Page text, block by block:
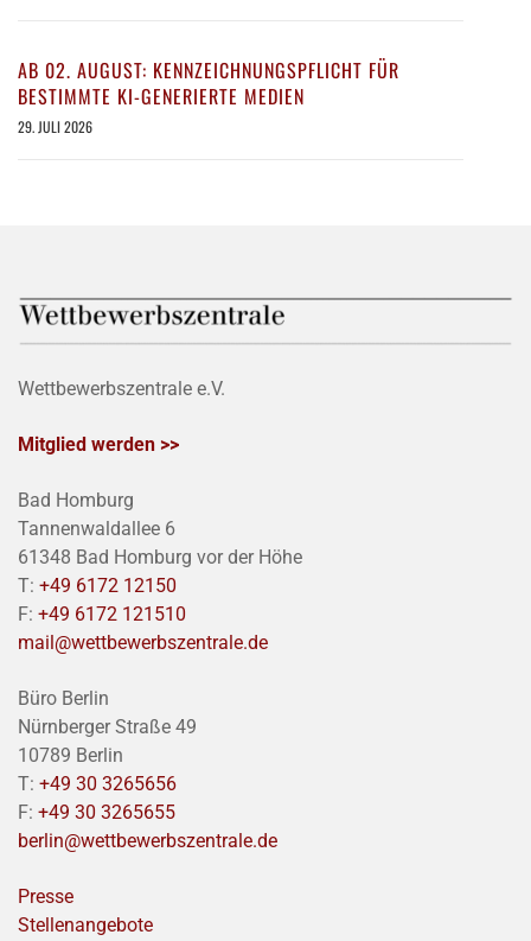
AB 02. AUGUST: KENNZEICHNUNGSPFLICHT FÜR
BESTIMMTE KI-GENERIERTE MEDIEN
29. JULI 2026
Wettbewerbszentrale e.V.
Mitglied werden >>
Bad Homburg
Tannenwaldallee 6
61348 Bad Homburg vor der Höhe
T: +49 6172 12150
F: +49 6172 121510
mail@wettbewerbszentrale.de
Büro Berlin
Nürnberger Straße 49
10789 Berlin
T: +49 30 3265656
F: +49 30 3265655
berlin@wettbewerbszentrale.de
Presse
Stellenangebote